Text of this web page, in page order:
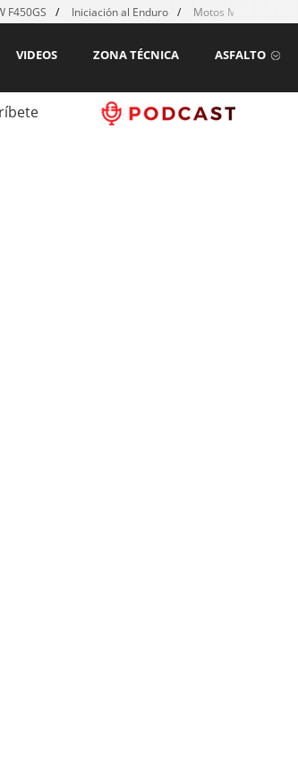
F450GS Iniciación al Enduro Motos MX para
ASFALTO
ZONA TÉCNICA
VIDEOS